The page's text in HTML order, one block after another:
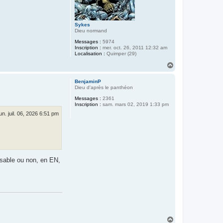
Sykes
Dieu normand
Messages : 5974
Inscription : mer. oct. 26, 2011 12:32 am
Localisation : Quimper (29)
BenjaminP
Dieu d'après le panthéon
Messages : 2361
Inscription : sam. mars 02, 2019 1:33 pm
juil. 06, 2026 6:51 pm
ou non, en EN,